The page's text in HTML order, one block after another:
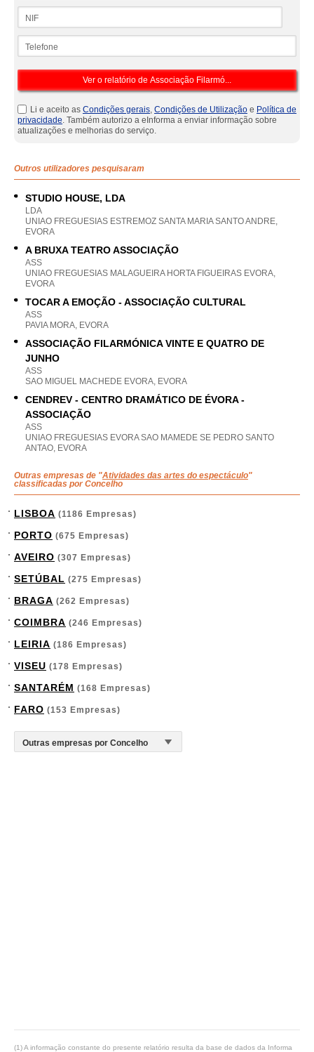
Li e aceito as Condições gerais, Condições de Utilização e Política de
privacidade. Também autorizo a eInforma a enviar informação sobre
atualizações e melhorias do serviço.
Outros utilizadores pesquisaram
STUDIO HOUSE, LDA
LDA
UNIAO FREGUESIAS ESTREMOZ SANTA MARIA SANTO ANDRE,
EVORA
A BRUXA TEATRO ASSOCIAÇÃO
ASS
UNIAO FREGUESIAS MALAGUEIRA HORTA FIGUEIRAS EVORA,
EVORA
TOCAR A EMOÇÃO - ASSOCIAÇÃO CULTURAL
ASS
PAVIA MORA, EVORA
ASSOCIAÇÃO FILARMÓNICA VINTE E QUATRO DE
JUNHO
ASS
SAO MIGUEL MACHEDE EVORA, EVORA
CENDREV - CENTRO DRAMÁTICO DE ÉVORA -
ASSOCIAÇÃO
ASS
UNIAO FREGUESIAS EVORA SAO MAMEDE SE PEDRO SANTO
ANTAO, EVORA
Outras empresas de "Atividades das artes do espectáculo"
classificadas por Concelho
LISBOA (1186 Empresas)
PORTO (675 Empresas)
AVEIRO (307 Empresas)
SETÚBAL (275 Empresas)
BRAGA (262 Empresas)
COIMBRA (246 Empresas)
LEIRIA (186 Empresas)
VISEU (178 Empresas)
SANTARÉM (168 Empresas)
FARO (153 Empresas)
(1) A informação constante do presente relatório resulta da base de dados da Informa